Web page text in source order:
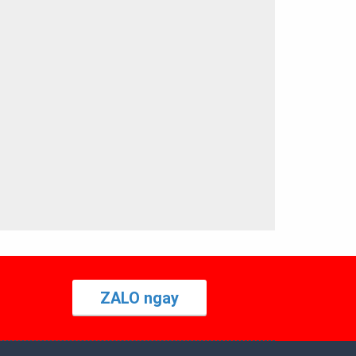
ZALO ngay